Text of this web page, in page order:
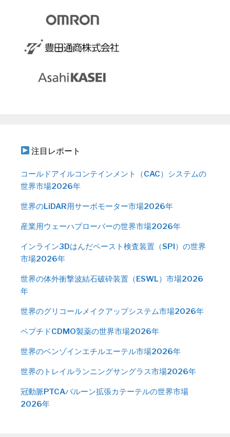
注目レポート
コールドアイルコンテインメント（CAC）システムの
世界市場2026年
世界のLiDAR用サーボモーター市場2026年
産業用ウェーハプローバーの世界市場2026年
インライン3Dはんだペースト検査装置（SPI）の世界
市場2026年
世界の体外衝撃波結石破砕装置（ESWL）市場2026
年
世界のグリコールメイクアップシステム市場2026年
ペプチドCDMO製薬の世界市場2026年
世界のベンゾインエチルエーテル市場2026年
世界のトレイルランニングサングラス市場2026年
冠動脈PTCAバルーン拡張カテーテルの世界市場
2026年